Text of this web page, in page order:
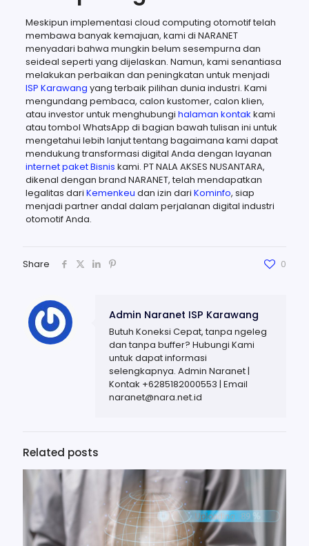
Meskipun implementasi cloud computing otomotif telah
membawa banyak kemajuan, kami di NARANET
menyadari bahwa mungkin belum sesempurna dan
seideal seperti yang dijelaskan. Namun, kami senantiasa
melakukan perbaikan dan peningkatan untuk menjadi
ISP Karawang yang terbaik pilihan dunia industri. Kami
mengundang pembaca, calon kustomer, calon klien,
atau investor untuk menghubungi halaman kontak kami
atau tombol WhatsApp di bagian bawah tulisan ini untuk
mengetahui lebih lanjut tentang bagaimana kami dapat
mendukung transformasi digital Anda dengan layanan
internet paket Bisnis kami. PT NALA AKSES NUSANTARA,
dikenal dengan brand NARANET, telah mendapatkan
legalitas dari Kemenkeu dan izin dari Kominfo, siap
menjadi partner andal dalam perjalanan digital industri
otomotif Anda.
Share 0
Admin Naranet ISP Karawang
Butuh Koneksi Cepat, tanpa ngeleg
dan tanpa buffer? Hubungi Kami
untuk dapat informasi
selengkapnya. Admin Naranet |
Kontak +6285182000553 | Email
naranet@nara.net.id
Related posts